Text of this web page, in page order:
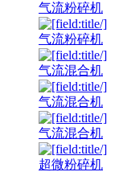
气流粉碎机
气流粉碎机
气流混合机
气流混合机
气流混合机
超微粉碎机